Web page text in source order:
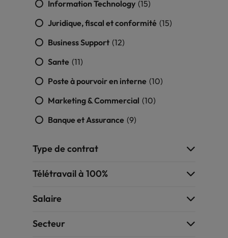
carrière dans le
recrutement ?
Information Technology (15)
Juridique, fiscal et conformité (15)
Business Support (12)
Sante (11)
Poste à pourvoir en interne (10)
Marketing & Commercial (10)
Banque et Assurance (9)
Type de contrat
Télétravail à 100%
Salaire
Secteur